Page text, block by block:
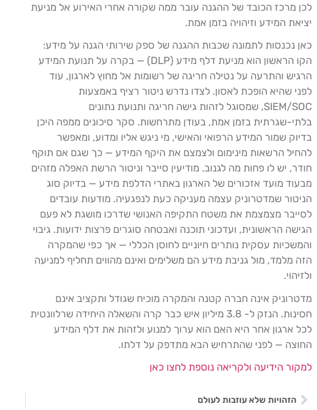
לכן מרכז הכובד של ההגנה עובר ממה שקורה אחרי האירוע אל מניעת
יציאת המידע וזיהויה בזמן אמת.
כאן נכנסות לתמונה שכבות ההגנה של ספק שירותי הגנה על מידע:
הקו הראשון הוא מניעת דלף מידע (DLP) — בקרה על תנועת המידע
הרגיש והתרעה על נטילה חריגה של רשומות אל מחוץ לארגון, עוד
לפני שהיא הופכת לאסון. לצדו נדרש ניטור רציף באמצעות
SIEM/SOC, שמסוגל לזהות גישה חריגה ותנועת נתונים
בלתי-שגרתית בזמן אמת, בעודן מתרחשות. סקר סיכונים ממפה היכן
בדיוק שמור המידע הרפואי והאישי, מי ניגש אליו ומדוע, ומאפשר
להחיל הרשאות מינימום ולצמצם את היקף המידע — כך שגם אם תוקף
חודר, יש לו פחות מה לגנוב. מודיעין סייבר וניטור הרשת האפלה מזהים
מבעוד מועד אזכורים של הארגון באתרי הדלפת מידע — בדיוק סוג
הניטור שמדטרוניק עצמה מעניקה כעת לנפגעיה. מודעות עובדים
לסייבר מצמצמת את משטח התקיפה האנושי שדרכו מושגת לא פעם
הגישה הראשונית, ועדכוני תוכנה ואבטחה סוגרים פרצות ידועות. גיבוי
והמשכיות עסקית נותרים חיוניים לחוסן הכללי — אך כפי שהמקרה
הזה מלמד, מול גניבת מידע הם משלימים ואינם מהווים תחליף למניעה
ולזיהוי.
מדטרוניק אינה חברה קטנה והמקרה מוכיח שגודל ותקציב אינם
חסינות. הנזק ל- 3.8 מיליון איש כבר קרה והשאלה היחידה שרלוונטית
לכל ארגון אחר היא האם הוא ערוך למנוע ולזהות את דלף המידע
החוצה — לפני שהתרחיש הבא מתדפק על דלתו.
למקור הידיעה ולקריאה נוספת לחצו כאן
הזהויות שלא עוזבות לעולם